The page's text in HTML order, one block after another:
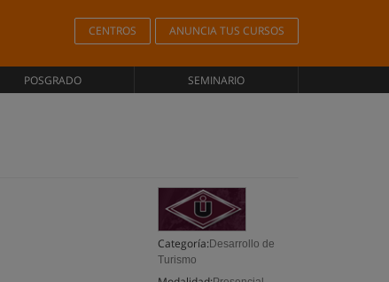
CENTROS ANUNCIA TUS CURSOS
POSGRADO SEMINARIO
Categoría: Desarrollo de
Turismo